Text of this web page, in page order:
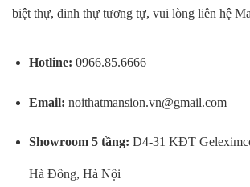
biệt thự, dinh thự tương tự, vui lòng liên hệ
Hotline: 0966.85.6666
Email: noithatmansion.vn@gmail.com
Showroom 5 tầng: D4-31 KĐT
Hà Đông, Hà Nội